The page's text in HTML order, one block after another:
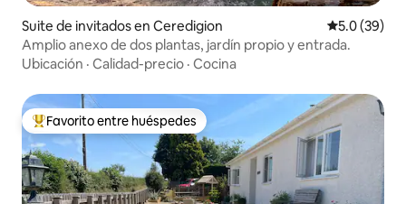
Suite de invitados en Ceredigion Calificación
5.0 (39)
Amplio anexo de dos plantas, jardín propio y entrada.
Ubicación · Calidad-precio · Cocina
Favorito entre huéspedes preferido
Favorito entre huéspedes